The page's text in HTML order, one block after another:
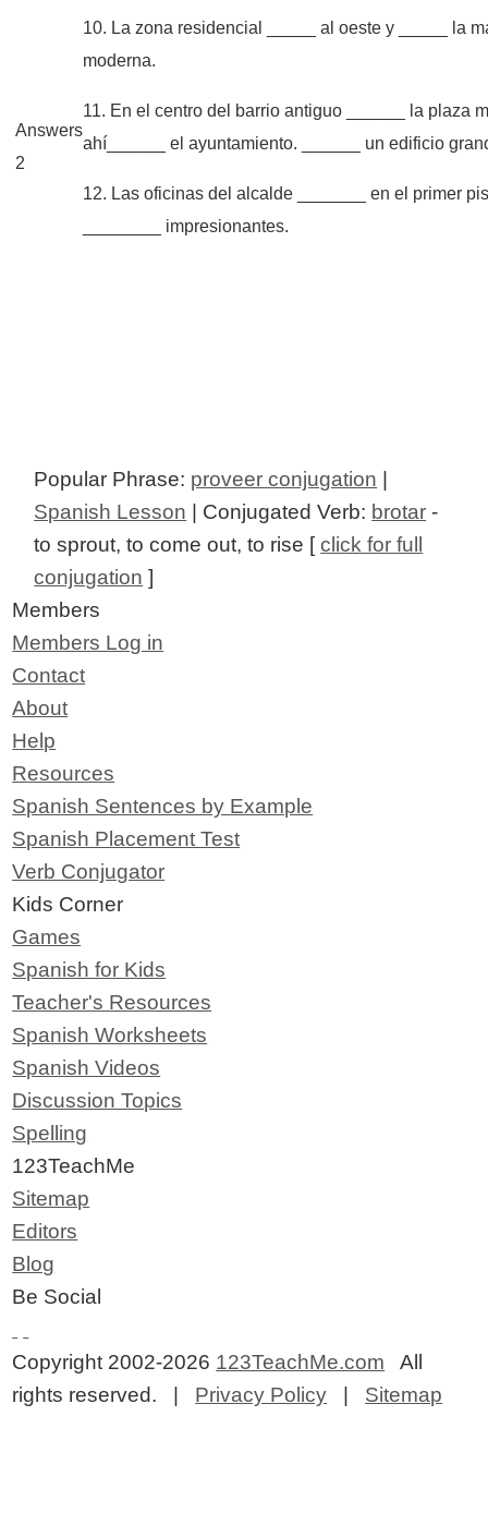
10. La zona residencial _____ al oeste y _____ la
moderna.
11. En el centro del barrio antiguo ______ la plaza
ahí______ el ayuntamiento. ______ un edificio
12. Las oficinas del alcalde _______ en el primer
________ impresionantes.
Answers
2
Popular Phrase: proveer conjugation |
Spanish Lesson | Conjugated Verb: brotar -
to sprout, to come out, to rise [click for full
conjugation ]
Members
Members Log in
Contact
About
Help
Resources
Spanish Sentences by Example
Spanish Placement Test
Verb Conjugator
Kids Corner
Games
Spanish for Kids
Teacher's Resources
Spanish Worksheets
Spanish Videos
Discussion Topics
Spelling
123TeachMe
Sitemap
Editors
Blog
Be Social
Copyright 2002-2026 123TeachMe.com All
rights reserved. | Privacy Policy | Sitemap